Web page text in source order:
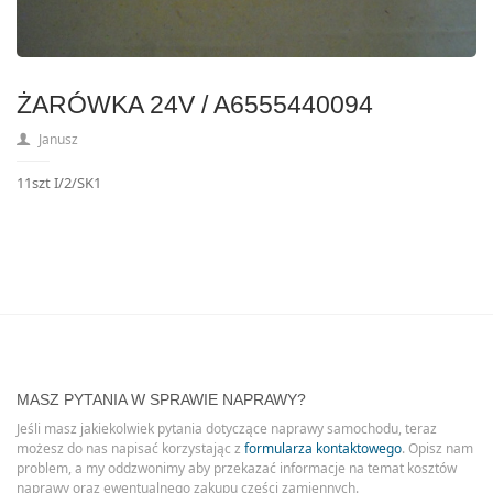
ŻARÓWKA 24V / A6555440094
Janusz
11szt I/2/SK1
MASZ PYTANIA W SPRAWIE NAPRAWY?
Jeśli masz jakiekolwiek pytania dotyczące naprawy samochodu, teraz
możesz do nas napisać korzystając z formularza kontaktowego. Opisz nam
problem, a my oddzwonimy aby przekazać informacje na temat kosztów
naprawy oraz ewentualnego zakupu części zamiennych.